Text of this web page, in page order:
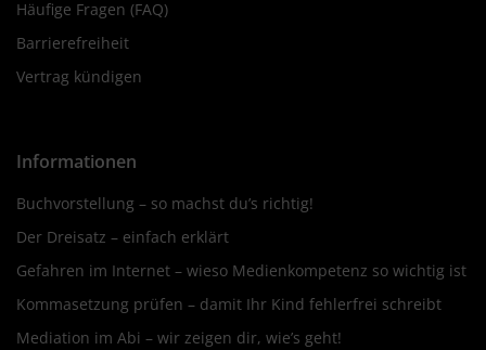
Häufige Fragen (FAQ)
Barrierefreiheit
Vertrag kündigen
Informationen
Buchvorstellung – so machst du’s richtig!
Der Dreisatz – einfach erklärt
Gefahren im Internet – wieso Medienkompetenz so wichtig ist
Kommasetzung prüfen – damit Ihr Kind fehlerfrei schreibt
Mediation im Abi – wir zeigen dir, wie’s geht!